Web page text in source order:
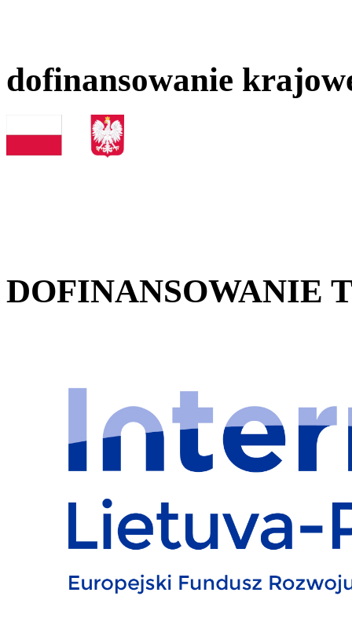
dofinansowanie
DOFINANSOWANIE